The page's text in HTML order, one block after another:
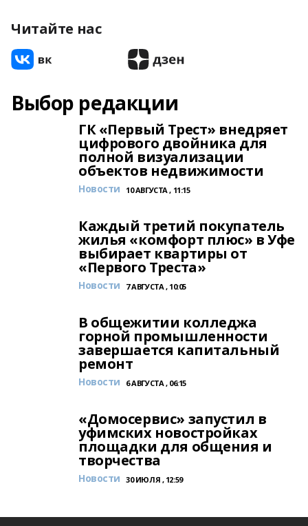
Читайте нас
Выбор редакции
ГК «Первый Трест» внедряет
цифрового двойника для
полной визуализации
объектов недвижимости
Новости 10 АВГУСТА , 11:15
Каждый третий покупатель
жилья «комфорт плюс» в Уфе
выбирает квартиры от
«Первого Треста»
Новости 7 АВГУСТА , 10:05
В общежитии колледжа
горной промышленности
завершается капитальный
ремонт
Новости 6 АВГУСТА , 06:15
«Домосервис» запустил в
уфимских новостройках
площадки для общения и
творчества
Новости 30 ИЮЛЯ , 12:59